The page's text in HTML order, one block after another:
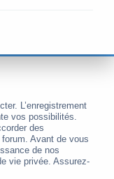
L’enregistrement
vos possibilités.
des
Avant de vous
de nos
vie privée. Assurez-